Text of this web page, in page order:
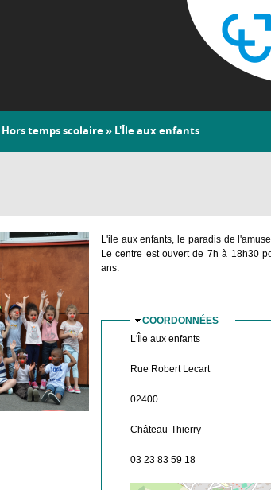
au
Hors temps scolaire» L'Île aux enfants
L'ile aux enfants, le paradis de
Le centre est ouvert de 7h à 18h30
ans.
MASQUER
COORDONNÉES
L'Île aux enfants
Rue Robert Lecart
02400
Château-Thierry
03 23 83 59 18